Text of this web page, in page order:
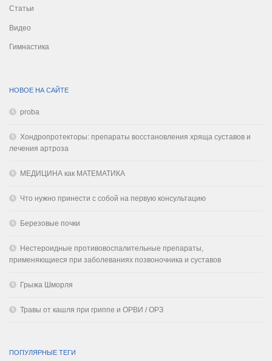
Статьи
Видео
Гимнастика
НОВОЕ НА САЙТЕ
proba
Хондропротекторы: препараты восстановления хряща суставов и
лечения артроза
МЕДИЦИНА как МАТЕМАТИКА
Что нужно принести с собой на первую консультацию
Березовые почки
Нестероидные противовоспалительные препараты,
применяющиеся при заболеваниях позвоночника и суставов
Грыжа Шморля
Травы от кашля при гриппе и ОРВИ / ОРЗ
ПОПУЛЯРНЫЕ ТЕГИ